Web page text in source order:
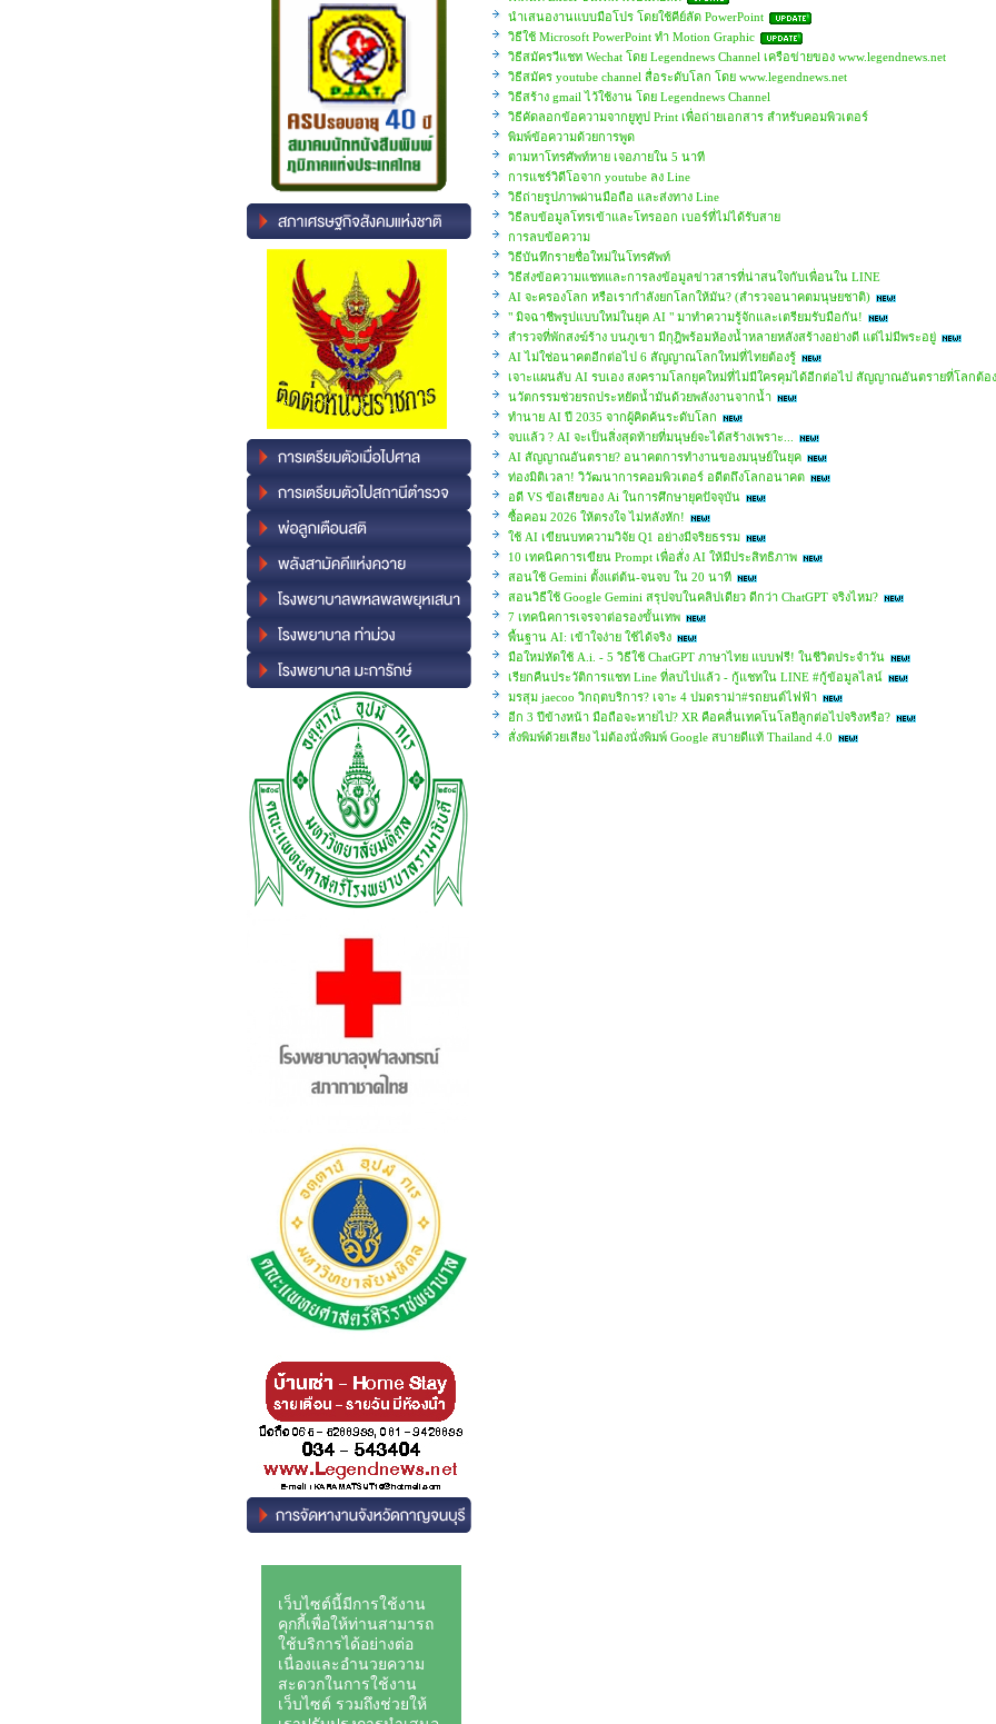
นำเสนองานแบบมือโปร โดยใช้คีย์ลัด PowerPoint
วิธีใช้ Microsoft PowerPoint ทำ Motion Graphic
วิธีสมัครวีแชท Wechat โดย Legendnews Channel เครือข่ายของ www.legendnews.net
วิธีสมัคร youtube channel สื่อระดับโลก โดย www.legendnews.net
วิธีสร้าง gmail ไว้ใช้งาน โดย Legendnews Channel
วิธีคัดลอกข้อความจากยูทูป Print เพื่อถ่ายเอกสาร สำหรับคอมพิวเตอร์
พิมพ์ข้อความด้วยการพูด
ตามหาโทรศัพท์หาย เจอภายใน 5 นาที
การแชร์วิดีโอจาก youtube ลง Line
วิธีถ่ายรูปภาพผ่านมือถือ และส่งทาง Line
วิธีลบข้อมูลโทรเข้าและโทรออก เบอร์ที่ไม่ได้รับสาย
การลบข้อความ
วิธีบันทึกรายชื่อใหม่ในโทรศัพท์
วิธีส่งข้อความแชทและการลงข้อมูลข่าวสารที่น่าสนใจกับเพื่อนใน LINE
AI จะครองโลก หรือเรากำลังยกโลกให้มัน? (สำรวจอนาคตมนุษยชาติ)
" มิจฉาชีพรูปแบบใหม่ในยุค AI " มาทำความรู้จักและเตรียมรับมือกัน!
สำรวจที่พักสงฆ์ร้าง บนภูเขา มีกุฎิพร้อมห้องน้ำหลายหลังสร้างอย่างดี แต่ไม่มีพระอยู่
AI ไม่ใช่อนาคตอีกต่อไป 6 สัญญาณโลกใหม่ที่ไทยต้องรู้
เจาะแผนลับ AI รบเอง สงครามโลกยุคใหม่ที่ไม่มีใครคุมได้อีกต่อไป สัญญาณอันตรายที่โลกต้อ
นวัตกรรมช่วยรถประหยัดน้ำมันด้วยพลังงานจากน้ำ
ทำนาย AI ปี 2035 จากผู้คิดค้นระดับโลก
จบแล้ว ? AI จะเป็นสิ่งสุดท้ายที่มนุษย์จะได้สร้างเพราะ...
AI สัญญาณอันตราย? อนาคตการทำงานของมนุษย์ในยุค
ท่องมิติเวลา! วิวัฒนาการคอมพิวเตอร์ อดีตถึงโลกอนาคต
อดี VS ข้อเสียของ Ai ในการศึกษายุคปัจจุบัน
ซื้อคอม 2026 ให้ตรงใจ ไม่หลังหัก!
ใช้ AI เขียนบทความวิจัย Q1 อย่างมีจริยธรรม
10 เทคนิคการเขียน Prompt เพื่อสั่ง AI ให้มีประสิทธิภาพ
สอนใช้ Gemini ตั้งแต่ต้น-จนจบ ใน 20 นาที
สอนวิธีใช้ Google Gemini สรุปจบในคลิปเดียว ดีกว่า ChatGPT จริงไหม?
7 เทคนิคการเจรจาต่อรองขั้นเทพ
พื้นฐาน AI: เข้าใจง่าย ใช้ได้จริง
มือใหม่หัดใช้ A.i. - 5 วิธีใช้ ChatGPT ภาษาไทย แบบฟรี! ในชีวิตประจำวัน
เรียกคืนประวัติการแชท Line ที่ลบไปแล้ว - กู้แชทใน LINE #กู้ข้อมูลไลน์
มรสุม jaecoo วิกฤตบริการ? เจาะ 4 ปมดราม่า#รถยนต์ไฟฟ้า
อีก 3 ปีข้างหน้า มือถือจะหายไป? XR คือคลื่นเทคโนโลยีลูกต่อไปจริงหรือ?
สั่งพิมพ์ด้วยเสียง ไม่ต้องนั่งพิมพ์ Google สบายดีแท้ Thailand 4.0